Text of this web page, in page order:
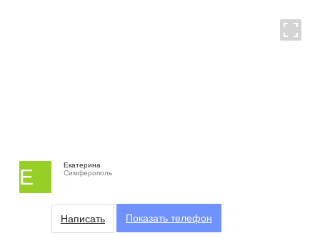
Е
Екатерина
Симферополь
Написать Показать телефон